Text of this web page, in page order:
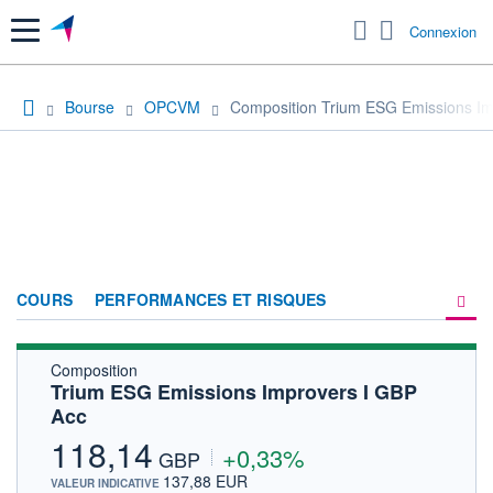
Menu Connexion
Bourse OPCVM Composition Trium ESG Emissions
COURS PERFORMANCES ET RISQUES
FORUM
Composition
Trium ESG Emissions Improvers I GBP
Acc
118,14 GBP +0,33%
VALEUR INDICATIVE 137,88 EUR